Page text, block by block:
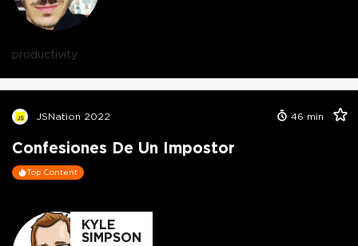
productivity
JSNation 2022 46 min
Confesiones De Un Impostor
Top Content
KYLE
SIMPSON